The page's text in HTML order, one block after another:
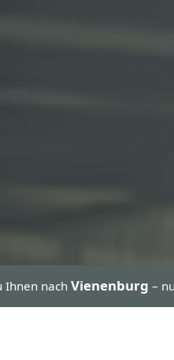
Ihnen nach Vienenburg –